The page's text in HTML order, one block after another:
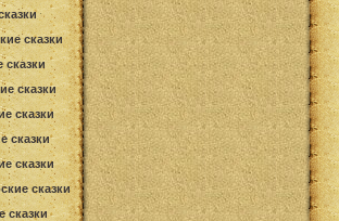
сказки
сказки
сказки
сказки
сказки
сказки
сказки
сказки